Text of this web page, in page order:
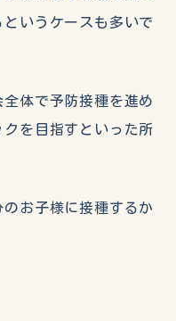
いうケースも多いで
体で予防接種を進め
を目指すといった所
お子様に接種するか